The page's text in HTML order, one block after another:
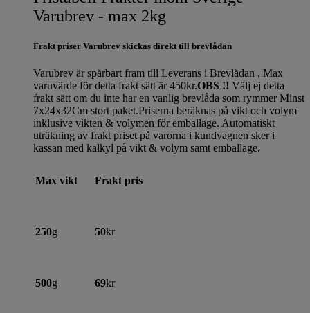
Varubrev - max 2kg
Frakt priser Varubrev skickas direkt till brevlådan
Varubrev är spårbart fram till Leverans i Brevlådan , Max
varuvärde för detta frakt sätt är 450kr.OBS !! Välj ej detta
frakt sätt om du inte har en vanlig brevlåda som rymmer Minst
7x24x32Cm stort paket.Priserna beräknas på vikt och volym
inklusive vikten & volymen för emballage. Automatiskt
uträkning av frakt priset på varorna i kundvagnen sker i
kassan med kalkyl på vikt & volym samt emballage.
Max vikt Frakt pris
250g 50kr
500g 69kr